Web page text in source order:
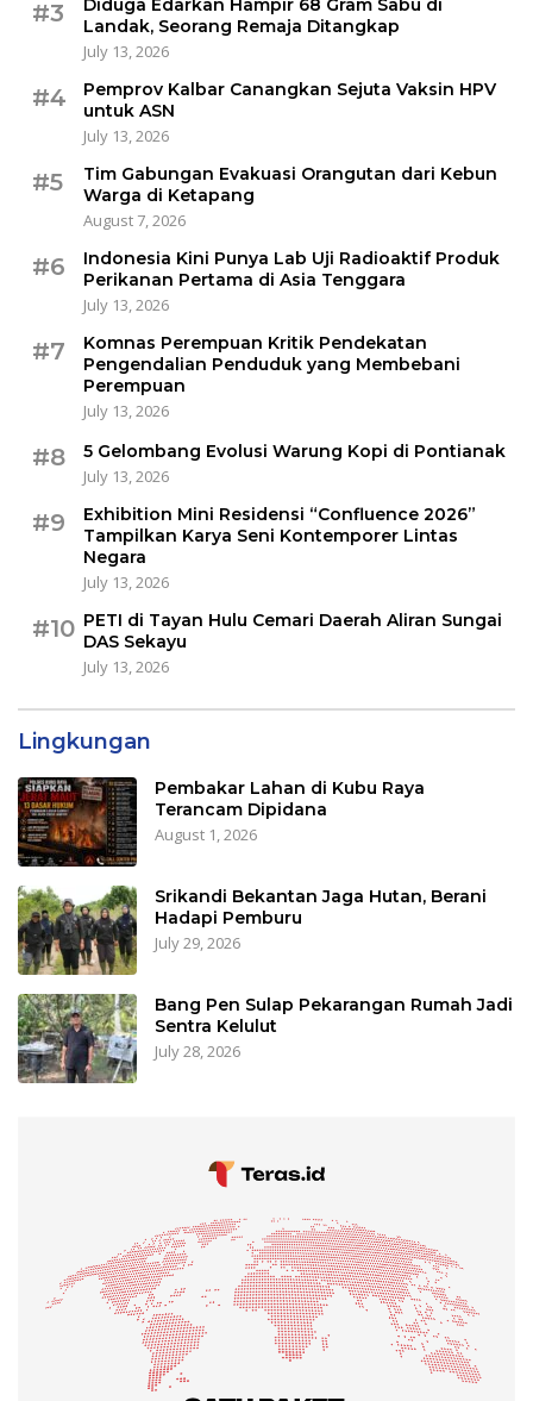
#3
Diduga Edarkan Hampir 68 Gram Sabu di
Landak, Seorang Remaja Ditangkap
July 13, 2026
#4
Pemprov Kalbar Canangkan Sejuta Vaksin HPV
untuk ASN
July 13, 2026
#5
Tim Gabungan Evakuasi Orangutan dari Kebun
Warga di Ketapang
August 7, 2026
#6
Indonesia Kini Punya Lab Uji Radioaktif Produk
Perikanan Pertama di Asia Tenggara
July 13, 2026
#7
Komnas Perempuan Kritik Pendekatan
Pengendalian Penduduk yang Membebani
Perempuan
July 13, 2026
#8
5 Gelombang Evolusi Warung Kopi di Pontianak
July 13, 2026
#9
Exhibition Mini Residensi “Confluence 2026”
Tampilkan Karya Seni Kontemporer Lintas
Negara
July 13, 2026
#10 PETI di Tayan Hulu Cemari Daerah Aliran Sungai
DAS Sekayu
July 13, 2026
Lingkungan
Pembakar Lahan di Kubu Raya
Terancam Dipidana
August 1, 2026
Srikandi Bekantan Jaga Hutan, Berani
Hadapi Pemburu
July 29, 2026
Bang Pen Sulap Pekarangan Rumah Jadi
Sentra Kelulut
July 28, 2026